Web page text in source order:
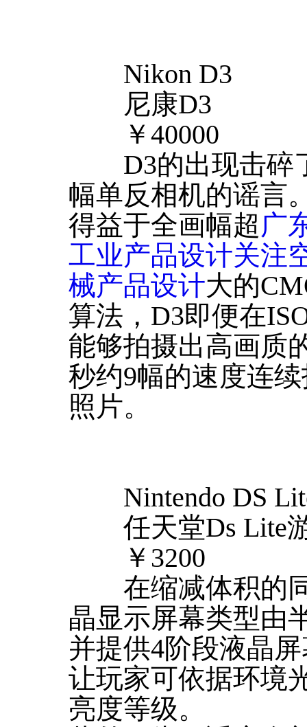
Nikon D3
尼康D3
￥40000
D3的出现击碎
幅单反相机的谣言
得益于全画幅超 广
工业产品设计关注
械产品设计大的
算法，D3即便在
能够拍摄出高画质
秒约9幅的速度连
照片。
Nintendo DS
任天堂Ds Lite
￥3200
在缩减体积的同
晶显示屏幕类型由
并提供4阶段液晶
让玩家可依据环境
亮度等级。